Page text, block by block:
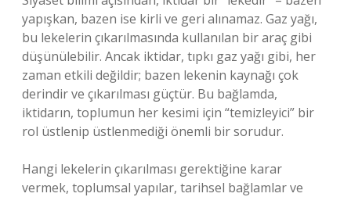
yapışkan, bazen ise kirli ve geri alınamaz. Gaz yağı,
bu lekelerin çıkarılmasında kullanılan bir araç gibi
düşünülebilir. Ancak iktidar, tıpkı gaz yağı gibi, her
zaman etkili değildir; bazen lekenin kaynağı çok
derindir ve çıkarılması güçtür. Bu bağlamda,
iktidarın, toplumun her kesimi için “temizleyici” bir
rol üstlenip üstlenmediği önemli bir sorudur.
Hangi lekelerin çıkarılması gerektiğine karar
vermek, toplumsal yapılar, tarihsel bağlamlar ve